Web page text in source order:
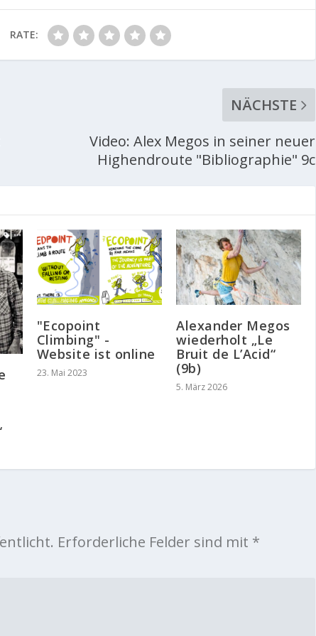
RATE:
NÄCHSTE
Video: Alex Megos in seiner neuer
Highendroute "Bibliographie" 9c
"Ecopoint
Climbing" -
Website ist online
23. Mai 2023
Alexander Megos
wiederholt „Le
Bruit de L’Acid“
(9b)
5. März 2026
Erforderliche Felder sind mit *